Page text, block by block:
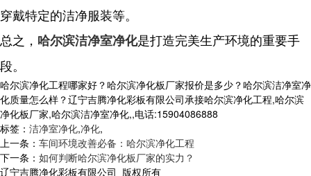
穿戴特定的洁净服装等。
总之， 哈尔滨洁净室净化是打造完美生产环境的重要手
段。
哈尔滨净化工程哪家好？哈尔滨净化板厂家报价是多少？哈尔滨洁净室净
化质量怎么样？辽宁吉腾净化彩板有限公司承接哈尔滨净化工程,哈尔滨
净化板厂家,哈尔滨洁净室净化,,电话:15904086888
标签： 洁净室净化,净化,
上一条： 车间环境改善必备：哈尔滨净化工程
下一条： 如何判断哈尔滨净化板厂家的实力？
辽宁吉腾净化彩板有限公司 版权所有